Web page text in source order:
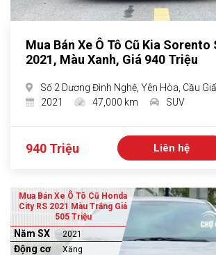
Mua Bán Xe Ô Tô Cũ Kia
2021, Màu Xanh, Giá 940 Triệu
Số 2 Dương Đình Nghệ, Yên Hòa, Cầu
2021
47,000 km SUV
940 Triệu Liên hệ
Mua Bán Xe Ô Tô Cũ Honda
City RS 2021 Màu Trắng Giá
505 Triệu
Năm SX 2021
Động cơ Xăng